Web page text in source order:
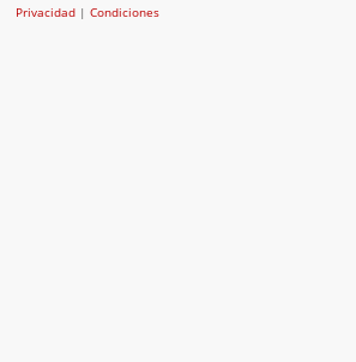
Privacidad | Condiciones